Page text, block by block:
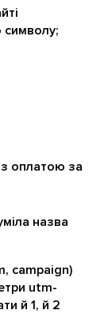
символу;
оплатою за
назва
campaign)
utm-
й 1, й 2